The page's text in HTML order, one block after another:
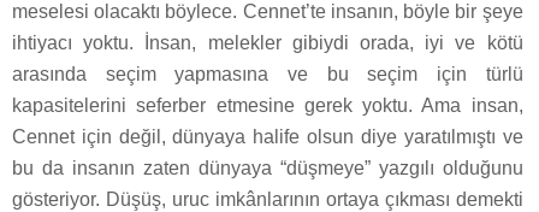
meselesi olacaktı böylece. Cennet’te insanın, böyle bir şeye
ihtiyacı yoktu. İnsan, melekler gibiydi orada, iyi ve kötü
arasında seçim yapmasına ve bu seçim için türlü
kapasitelerini seferber etmesine gerek yoktu. Ama insan,
Cennet için değil, dünyaya halife olsun diye yaratılmıştı ve
bu da insanın zaten dünyaya “düşmeye” yazgılı olduğunu
gösteriyor. Düşüş, uruc imkânlarının ortaya çıkması demekti